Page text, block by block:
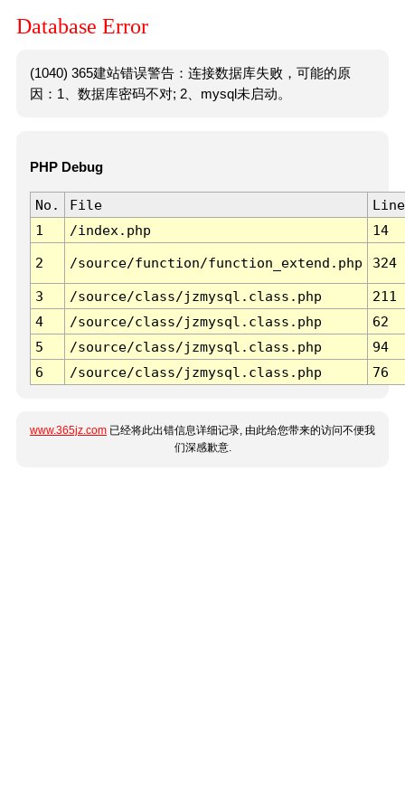
Database Error
(1040) 365建站错误警告：连接数据库失败，可能的原
因：1、数据库密码不对; 2、mysql未启动。
PHP Debug
No. File
Line
1
/index.php 14
2 /source/function/function_extend.php 324
3 /source/class/jzmysql.class.php
211
4
/source/class/jzmysql.class.php
62
5
/source/class/jzmysql.class.php
94
6
/source/class/jzmysql.class.php 76
www.365jz.com 已经将此出错信息详细记录, 由此给您带来的访问不便我
们深感歉意.